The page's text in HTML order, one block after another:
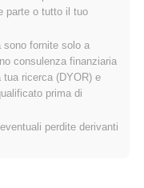
within the broader
Trans Pepe aims to
the often-volatile world
Metriche Chiave
(TRANS)?
parte o tutto il tuo
sono fornite solo a
consulenza finanziaria
ricerca (DYOR) e
prima di
perdite derivanti